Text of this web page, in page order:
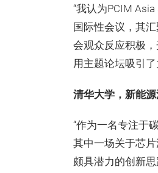
“我认为PCIM
国际性会议，其
会观众反应积极
用主题论坛吸引
清华大学，新能
“作为一名专注于
其中一场关于芯
颇具潜力的创新